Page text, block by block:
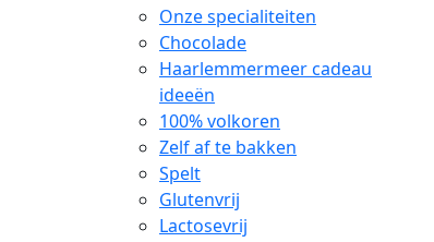
Onze specialiteiten
Chocolade
Haarlemmermeer cadeau
ideeën
100% volkoren
Zelf af te bakken
Spelt
Glutenvrij
Lactosevrij